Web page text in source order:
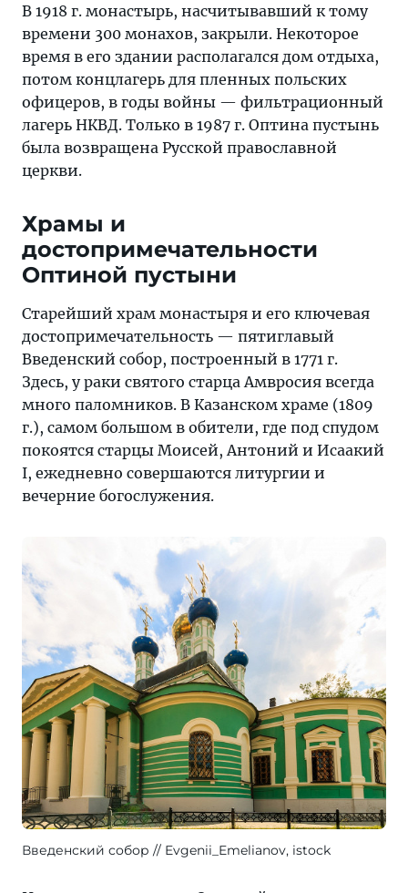
В 1918 г. монастырь, насчитывавший к тому
времени 300 монахов, закрыли. Некоторое
время в его здании располагался дом отдыха,
потом концлагерь для пленных польских
офицеров, в годы войны — фильтрационный
лагерь НКВД. Только в 1987 г. Оптина пустынь
была возвращена Русской православной
церкви.
Храмы и
достопримечательности
Оптиной пустыни
Старейший храм монастыря и его ключевая
достопримечательность — пятиглавый
Введенский собор, построенный в 1771 г.
Здесь, у раки святого старца Амвросия всегда
много паломников. В Казанском храме (1809
г.), самом большом в обители, где под спудом
покоятся старцы Моисей, Антоний и Исаакий
I, ежедневно совершаются литургии и
вечерние богослужения.
Введенский собор Evgenii_Emelianov, istock